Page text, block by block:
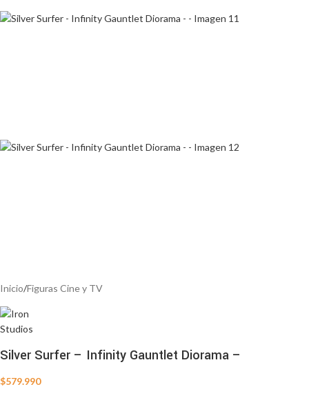
Inicio/Figuras Cine y TV
Silver Surfer – Infinity Gauntlet Diorama –
$579.990